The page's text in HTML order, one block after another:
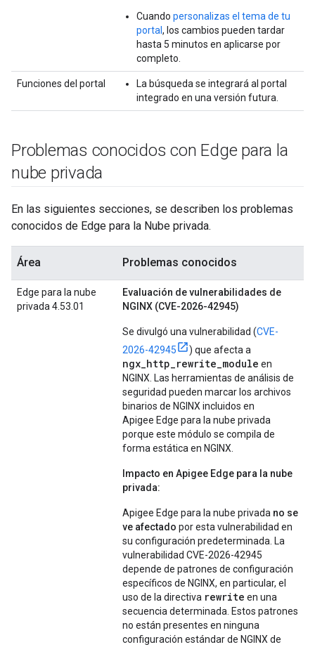
Cuando personalizas el tema de tu
portal , los cambios pueden tardar
hasta 5 minutos en aplicarse por
completo.
Funciones del portal
La búsqueda se integrará al portal
integrado en una versión futura.
Problemas conocidos con Edge para la
nube privada
En las siguientes secciones, se describen los problemas
conocidos de Edge para la Nube privada.
Área Problemas conocidos
Edge para la nube
privada 4.53.01
Evaluación de vulnerabilidades de
NGINX (CVE-2026-42945)
Se divulgó una vulnerabilidad (CVE-
2026-42945
) que afecta a
ngx_http_rewrite_module en
NGINX. Las herramientas de análisis de
seguridad pueden marcar los archivos
binarios de NGINX incluidos en
Apigee Edge para la nube privada
porque este módulo se compila de
forma estática en NGINX.
Impacto en Apigee Edge para la nube
privada:
Apigee Edge para la nube privada no se
ve afectado por esta vulnerabilidad en
su configuración predeterminada. La
vulnerabilidad CVE-2026-42945
depende de patrones de configuración
específicos de NGINX, en particular, el
uso de la directiva rewrite en una
secuencia determinada. Estos patrones
no están presentes en ninguna
configuración estándar de NGINX de